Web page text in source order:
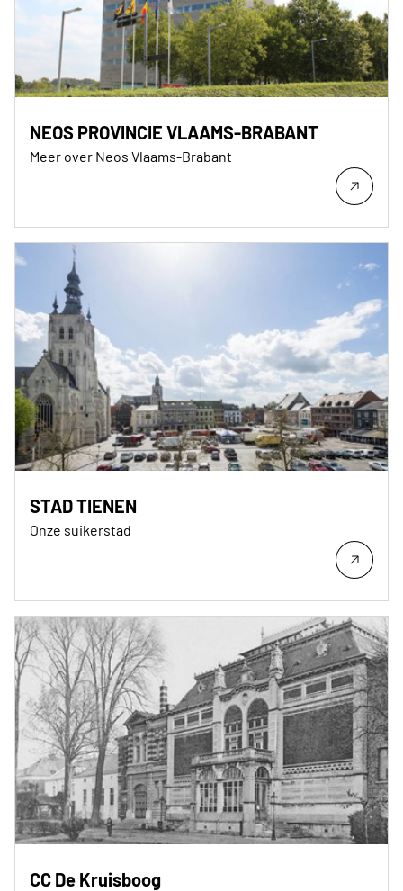
NEOS PROVINCIE VLAAMS-BRABANT
Meer over Neos Vlaams-Brabant
STAD TIENEN
Onze suikerstad
CC De Kruisboog